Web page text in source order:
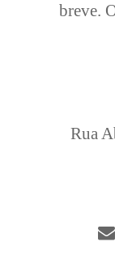
breve.
Rua